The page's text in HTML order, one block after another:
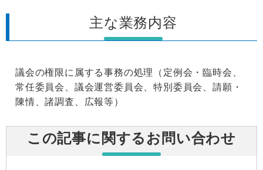
主な業務内容
議会の権限に属する事務の処理（定例会・臨時会、
常任委員会、議会運営委員会、特別委員会、請願・
陳情、諸調査、広報等）
この記事に関するお問い合わせ